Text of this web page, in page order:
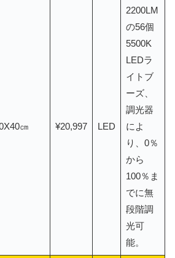
㎝ ¥20,997 LED
2200LM
の56個
5500K
LEDラ
イトブ
ーズ、
調光器
によ
り、0％
から
100％ま
でに無
段階調
光可
能。